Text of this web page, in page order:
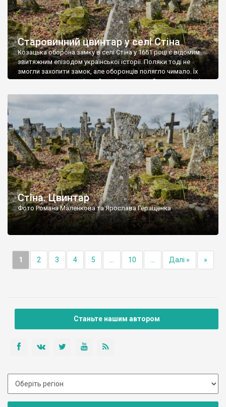
Старовинний цвинтар у селі Стіна
Козацька оборона замку в селі Стіна у 1651 році є відомим
звитяжним епізодом української історії. Поляки тоді не
змогли захопити замок, але оборонців полягло чимало. Їх
поховали на цвинтарі, який тоді називався Замковим. Нині на
ньому чимало хрестів 19 століття, є такі, де епітафії стер […]
Стіна. Цвинтар
Фото Романа Маленкова та Ярослава Геращенка
1 2 3 4 5 10 Далі » »
Станьте нашим автором